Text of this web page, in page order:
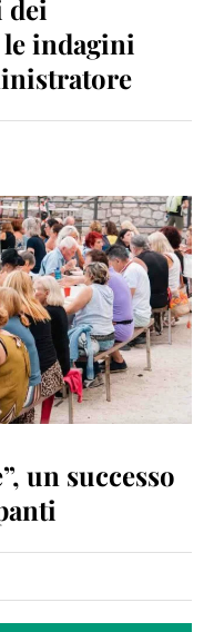
dei
indagini
un successo